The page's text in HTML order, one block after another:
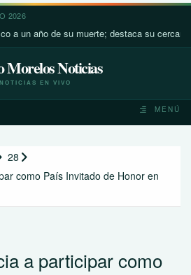
2026
año de su muerte; destaca su cercanía con
Morelos Noticias
NOTICIAS EN VIVO
MENÚ
28
como País Invitado de Honor en
a participar como